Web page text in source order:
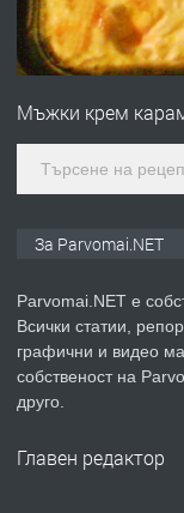
ПРЕДЛАГА
ПРЕДЛАГА
Мъжки крем
За Parvomai.NET
Parvomai.NET е
Всички статии,
графични и видео
собственост на
друго.
Главен редактор